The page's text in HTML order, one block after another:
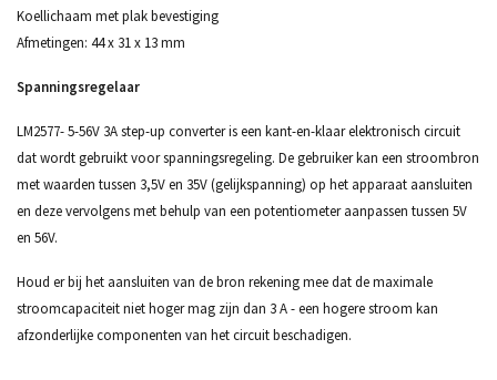
Koellichaam met plak bevestiging
Afmetingen: 44 x 31 x 13 mm
Spanningsregelaar
LM2577- 5-56V 3A step-up converter is een kant-en-klaar elektronisch circuit
dat wordt gebruikt voor spanningsregeling. De gebruiker kan een stroombron
met waarden tussen 3,5V en 35V (gelijkspanning) op het apparaat aansluiten
en deze vervolgens met behulp van een potentiometer aanpassen tussen 5V
en 56V.
Houd er bij het aansluiten van de bron rekening mee dat de maximale
stroomcapaciteit niet hoger mag zijn dan 3 A - een hogere stroom kan
afzonderlijke componenten van het circuit beschadigen.